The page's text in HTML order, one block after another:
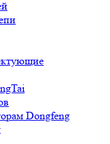
Dongfeng